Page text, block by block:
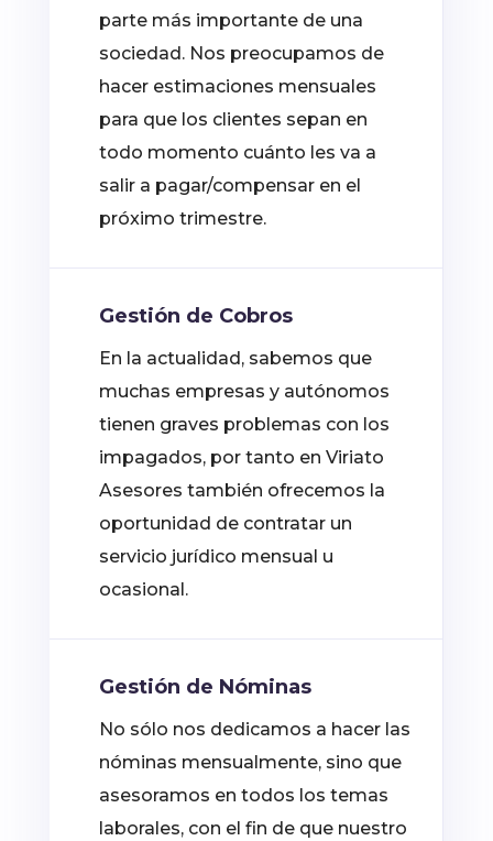
parte más importante de una
sociedad. Nos preocupamos de
hacer estimaciones mensuales
para que los clientes sepan en
todo momento cuánto les va a
salir a pagar/compensar en el
próximo trimestre.
Gestión de Cobros
En la actualidad, sabemos que
muchas empresas y autónomos
tienen graves problemas con los
impagados, por tanto en Viriato
Asesores también ofrecemos la
oportunidad de contratar un
servicio jurídico mensual u
ocasional.
Gestión de Nóminas
No sólo nos dedicamos a hacer las
nóminas mensualmente, sino que
asesoramos en todos los temas
laborales, con el fin de que nuestro